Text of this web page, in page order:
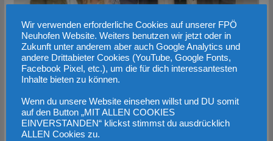
BRANDAKTUELL BREAKING NEWS BUND
Heimattour mit Herbert Kickl in
Wir verwenden erforderliche Cookies auf unserer FPÖ
Neuhofen Website. Weiters benutzen wir jetzt oder in
Zukunft unter anderem aber auch Google Analytics und
andere Drittabieter Cookies (YouTube, Google Fonts,
Facebook Pixel, etc.), um die für dich interessantesten
Inhalte bieten zu können.
Wenn du unsere Website einsehen willst und DU somit
auf den Button „MIT ALLEN COOKIES
EINVERSTANDEN“ klickst stimmst du ausdrücklich
ALLEN Cookies zu.